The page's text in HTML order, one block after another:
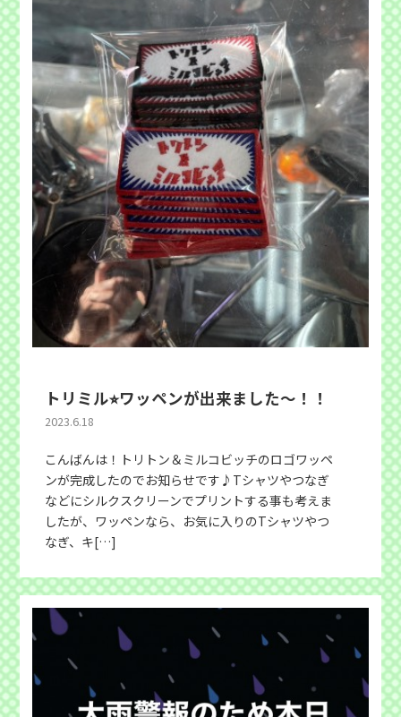
トリミル⭐︎ワッペンが出来ました〜！！
2023.6.18
こんばんは！トリトン＆ミルコビッチのロゴワッペ
ンが完成したのでお知らせです♪Tシャツやつなぎ
などにシルクスクリーンでプリントする事も考えま
したが、ワッペンなら、お気に入りのTシャツやつ
なぎ、キ[…]